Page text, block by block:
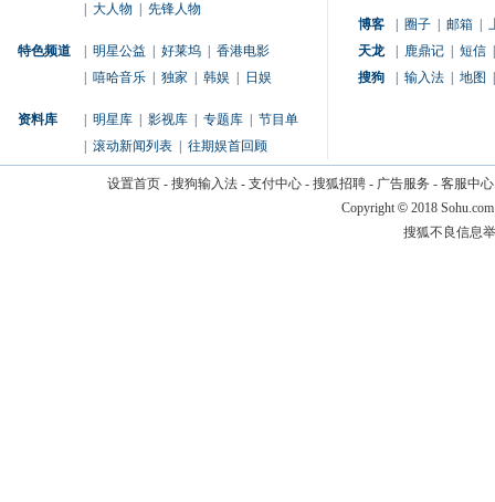
大人物 先锋人物
特色频道 明星公益 好莱坞
香港电影
嘻哈音乐 独家 韩娱 日娱
资料库 明星库 影视库 专题库
节目单
滚动新闻列表 往期娱首回顾
博客 圈子 邮箱
天龙
鹿鼎记 短信
搜狗
输入法 地图
设置首页- 搜狗输入法- 支付中心- 搜狐招聘- 广告服务 - 客服中心
Copyright © 2018
搜狐不良信息